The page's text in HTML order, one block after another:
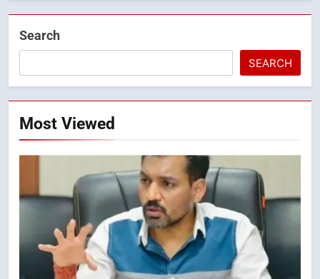
Search
SEARCH
Most Viewed